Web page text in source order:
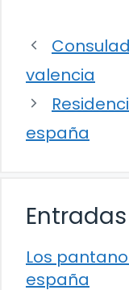
valencia
españa
Los
españa